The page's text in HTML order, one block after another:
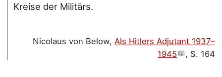
Kreise der Militärs.
Nicolaus von Below, Als Hitlers Adjutant 1937–
1945
, S. 164